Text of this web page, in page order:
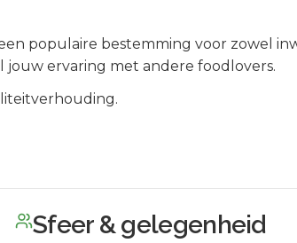
populaire bestemming voor zowel
ervaring met andere foodlovers.
Sfeer & gelegenheid